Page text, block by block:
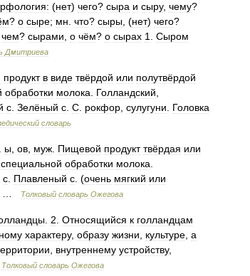
(нет) чего? сыра и сыру, чему?
? о сыре; мн что? сыры , (нет) чего?
чем? сырами о чём? о сырах 1
Сыром
Дмитриева
продукт в виде твёрдой или полутвёрдой
обработки молока Голландский
с Зелёный с С рокфор сулугуни
Головка
словарь
ы ов муж Пищевой продукт твёрдая или
специальной обработки молока
с Плавленый с . (очень мягкий или
Толковый словарь Ожегова
2 Относящийся к голландцам
характеру, образу жизни культуре а
внутреннему устройству,
Толковый словарь Ожегова